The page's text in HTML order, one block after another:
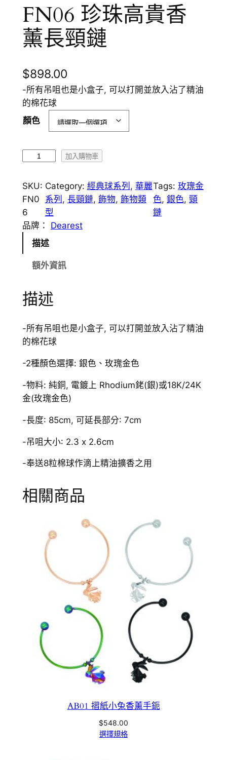
FN06 珍珠高貴香
薰長頸鏈
$898.00
-所有吊咀也是小盒子, 可以打開並放入沾了精油
的棉花球
顏色
0
6
珍
珠
高
頸
數
量
加入購物車
SKU:
FN0
6
Category: 經典球系列 , 華麗
系列 , 長頸鏈, 飾物, 飾物類
型
Tags:玫瑰金
色, 銀色, 頸
鏈
品牌： Dearest
描述
額外資訊
描述
-所有吊咀也是小盒子, 可以打開並放入沾了精油
的棉花球
-2種顏色選擇: 銀色、玫瑰金色
-物料: 純銅, 電鍍上 Rhodium銠(銀)或18K/24K
金(玫瑰金色)
-長度: 85cm, 可延長部分: 7cm
-吊咀大小: 2.3 x 2.6cm
-奉送8粒棉球作滴上精油擴香之用
相關商品
AB01 摺紙小兔香薰手鈪
$548.00
選擇規格